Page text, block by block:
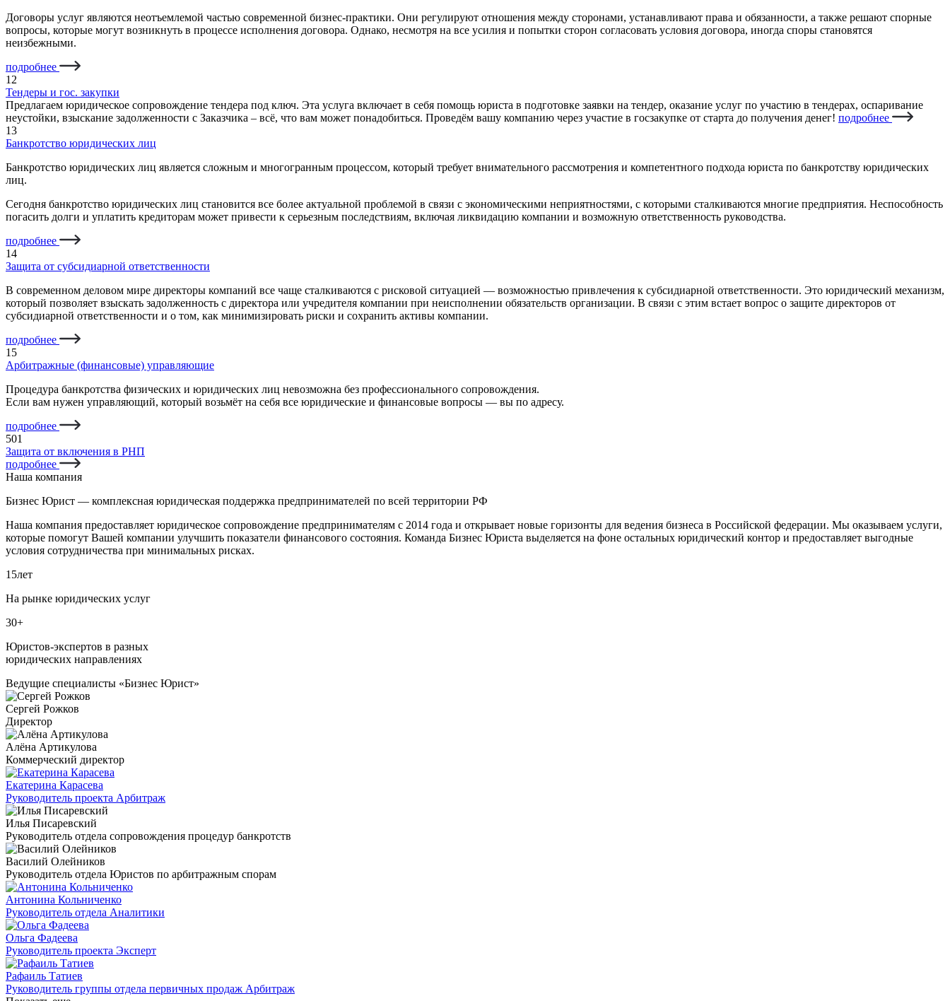
Договоры услуг являются неотъемлемой частью современной бизнес-практики. Они регулируют отношения между сторонами, устанавливают права и обязанности, а также решают спорные
вопросы, которые могут возникнуть в процессе исполнения договора. Однако, несмотря на все усилия и попытки сторон согласовать условия договора, иногда споры становятся
неизбежными.
подробнее
12
Тендеры и гос. закупки
Предлагаем юридическое сопровождение тендера под ключ. Эта услуга включает в себя помощь юриста в подготовке заявки на тендер, оказание услуг по участию в тендерах, оспаривание
неустойки, взыскание задолженности с Заказчика – всё, что вам может понадобиться. Проведём вашу компанию через участие в госзакупке от старта до получения денег! подробнее
13
Банкротство юридических лиц
Банкротство юридических лиц является сложным и многогранным процессом, который требует внимательного рассмотрения и компетентного подхода юриста по банкротству юридических
лиц.
Сегодня банкротство юридических лиц становится все более актуальной проблемой в связи с экономическими неприятностями, с которыми сталкиваются многие предприятия. Неспособность
погасить долги и уплатить кредиторам может привести к серьезным последствиям, включая ликвидацию компании и возможную ответственность руководства.
подробнее
14
Защита от субсидиарной ответственности
В современном деловом мире директоры компаний все чаще сталкиваются с рисковой ситуацией — возможностью привлечения к субсидиарной ответственности. Это юридический механизм,
который позволяет взыскать задолженность c директора или учредителя компании при неисполнении обязательств организации. В связи с этим встает вопрос о защите директоров от
субсидиарной ответственности и о том, как минимизировать риски и сохранить активы компании.
подробнее
15
Арбитражные (финансовые) управляющие
Процедура банкротства физических и юридических лиц невозможна без профессионального сопровождения.
Если вам нужен управляющий, который возьмёт на себя все юридические и финансовые вопросы — вы по адресу.
подробнее
501
Защита от включения в РНП
подробнее
Наша компания
Бизнес Юрист — комплексная юридическая поддержка предпринимателей по всей территории РФ
Наша компания предоставляет юридическое сопровождение предпринимателям с 2014 года и открывает новые горизонты для ведения бизнеса в Российской федерации. Мы оказываем услуги,
которые помогут Вашей компании улучшить показатели финансового состояния. Команда Бизнес Юриста выделяется на фоне остальных юридический контор и предоставляет выгодные
условия сотрудничества при минимальных рисках.
15лет
На рынке юридических услуг
30+
Юристов-экспертов в разных
юридических направлениях
Ведущие специалисты «Бизнес Юрист»
Сергей Рожков
Директор
Алёна Артикулова
Коммерческий директор
Екатерина Карасева
Руководитель проекта Арбитраж
Илья Писаревский
Руководитель отдела сопровождения процедур банкротств
Василий Олейников
Руководитель отдела Юристов по арбитражным спорам
Антонина Кольниченко
Руководитель отдела Аналитики
Ольга Фадеева
Руководитель проекта Эксперт
Рафаиль Татиев
Руководитель группы отдела первичных продаж Арбитраж